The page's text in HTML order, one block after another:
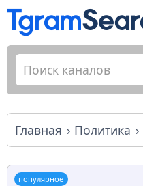
Главная Политика
популярное